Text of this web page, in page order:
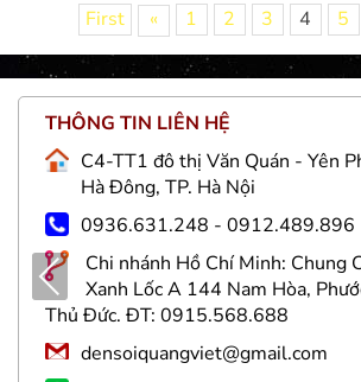
First « 1 2 3 4 5
THÔNG TIN LIÊN HỆ
C4-TT1 đô thị Văn Quán - Yên
Hà Đông, TP. Hà Nội
0936.631.248 - 0912.489.896
Chi nhánh Hồ Chí Minh: Chung
Xanh Lốc A 144 Nam Hòa,
Thủ Đức. ĐT: 0915.568.688
densoiquangviet@gmail.com
Pre
viou
s